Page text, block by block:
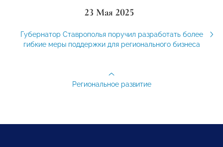
23 Мая 2025
Губернатор Ставрополья поручил разработать более
гибкие меры поддержки для регионального бизнеса
Региональное развитие